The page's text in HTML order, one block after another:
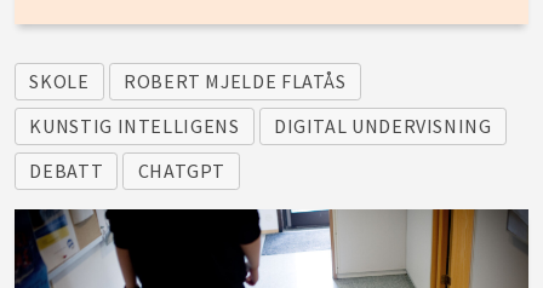
SKOLE
ROBERT MJELDE FLATÅS
KUNSTIG INTELLIGENS
DIGITAL UNDERVISNING
DEBATT
CHATGPT